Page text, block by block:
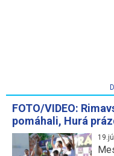
FOTO/VIDEO:
pomáhali, Hurá